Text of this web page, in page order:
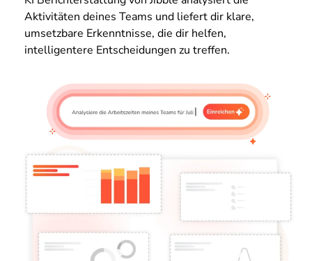
Aktivitäten deines Teams und liefert dir klare,
umsetzbare Erkenntnisse, die dir helfen,
intelligentere Entscheidungen zu treffen.